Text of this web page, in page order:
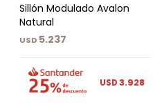
Sillón Modulado Avalon
Natural
USD 5.237
USD3.928